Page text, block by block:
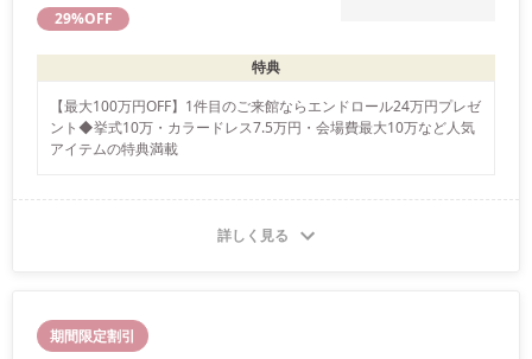
29%OFF
特典
【最大100万円OFF】1件目のご来館ならエンドロール24万円プレゼ
ント◆挙式10万・カラードレス7.5万円・会場費最大10万など人気
アイテムの特典満載
詳しく見る
期間限定割引